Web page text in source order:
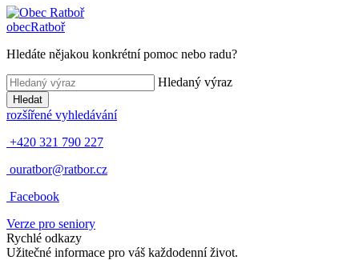
obecRatboř
Hledáte nějakou konkrétní pomoc nebo radu?
Hledaný výraz
Hledat
rozšířené vyhledávání
+420 321 790 227
ouratbor@ratbor.cz
Facebook
Verze pro seniory
Rychlé odkazy
Užitečné informace pro váš každodenní život.